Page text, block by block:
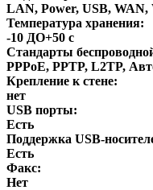
LAN, Power, USB,
Температура хранения:
-10 ДО+50 с
Стандарты
PPPoE, PPTP, L2TP,
Крепление к стене:
нет
USB порты:
Есть
Поддержка USB-
Есть
Факс:
Нет